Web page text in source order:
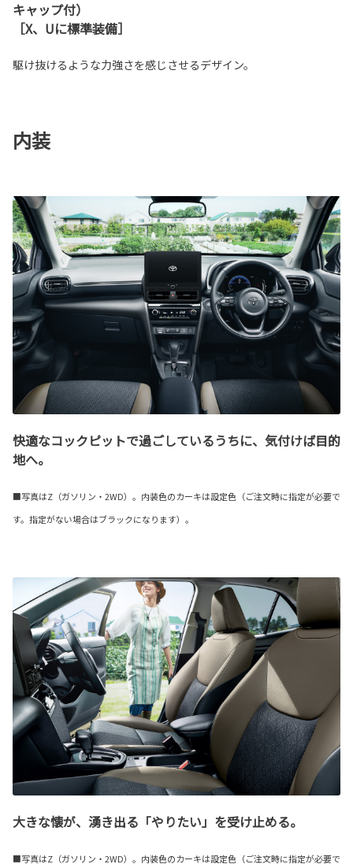
キャップ付）
［X、Uに標準装備］
駆け抜けるような力強さを感じさせるデザイン。
内装
快適なコックピットで過ごしているうちに、気付けば目的
地へ。
■写真はZ（ガソリン・2WD）。内装色のカーキは設定色（ご注文時に指定が必要で
す。指定がない場合はブラックになります）。
大きな懐が、湧き出る「やりたい」を受け止める。
■写真はZ（ガソリン・2WD）。内装色のカーキは設定色（ご注文時に指定が必要で